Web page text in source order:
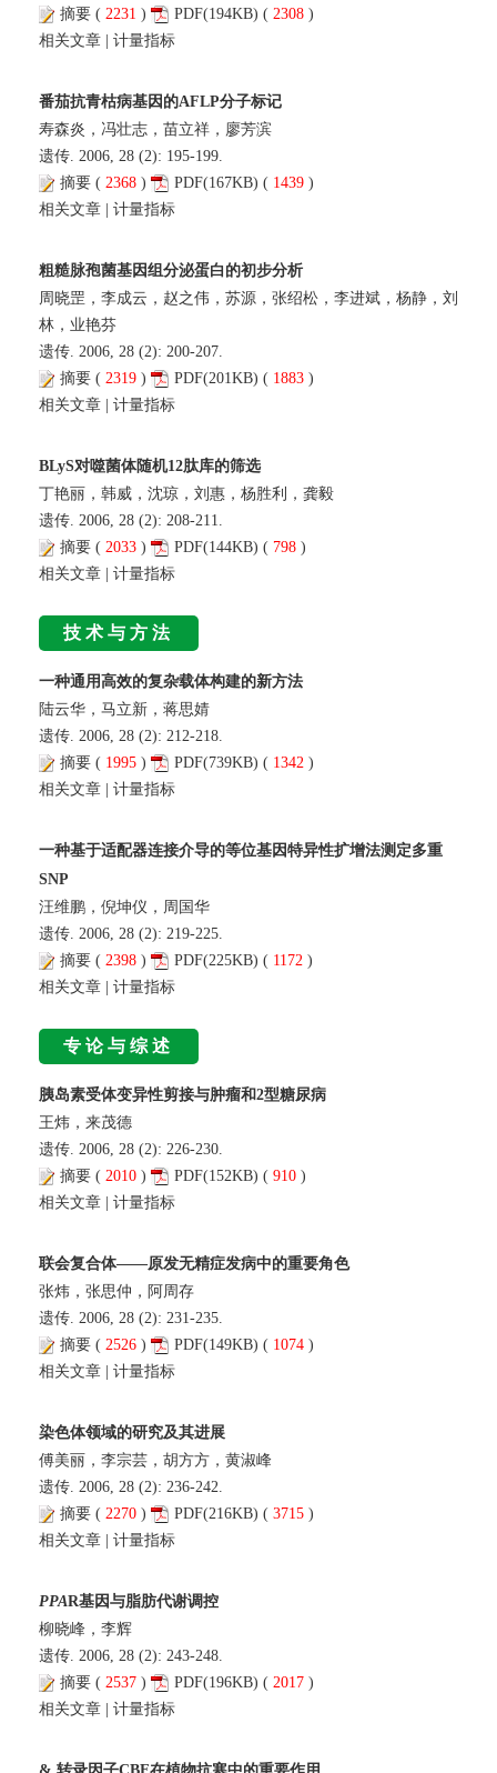
摘要 ( 2231 ) PDF(194KB) ( 2308 )
相关文章 | 计量指标
番茄抗青枯病基因的AFLP分子标记
寿森炎，冯壮志，苗立祥，廖芳滨
遗传. 2006, 28 (2): 195-199.
摘要 ( 2368 ) PDF(167KB) ( 1439 )
相关文章 | 计量指标
粗糙脉孢菌基因组分泌蛋白的初步分析
周晓罡，李成云，赵之伟，苏源，张绍松，李进斌，杨静，刘
林，业艳芬
遗传. 2006, 28 (2): 200-207.
摘要 ( 2319 ) PDF(201KB) ( 1883 )
相关文章 | 计量指标
BLyS对噬菌体随机12肽库的筛选
丁艳丽，韩威，沈琼，刘惠，杨胜利，龚毅
遗传. 2006, 28 (2): 208-211.
摘要 ( 2033 ) PDF(144KB) ( 798 )
相关文章 | 计量指标
技术与方法
一种通用高效的复杂载体构建的新方法
陆云华，马立新，蒋思婧
遗传. 2006, 28 (2): 212-218.
摘要 ( 1995 ) PDF(739KB) ( 1342 )
相关文章 | 计量指标
一种基于适配器连接介导的等位基因特异性扩增法测定多重
SNP
汪维鹏，倪坤仪，周国华
遗传. 2006, 28 (2): 219-225.
摘要 ( 2398 ) PDF(225KB) ( 1172 )
相关文章 | 计量指标
专论与综述
胰岛素受体变异性剪接与肿瘤和2型糖尿病
王炜，来茂德
遗传. 2006, 28 (2): 226-230.
摘要 ( 2010 ) PDF(152KB) ( 910 )
相关文章 | 计量指标
联会复合体——原发无精症发病中的重要角色
张炜，张思仲，阿周存
遗传. 2006, 28 (2): 231-235.
摘要 ( 2526 ) PDF(149KB) ( 1074 )
相关文章 | 计量指标
染色体领域的研究及其进展
傅美丽，李宗芸，胡方方，黄淑峰
遗传. 2006, 28 (2): 236-242.
摘要 ( 2270 ) PDF(216KB) ( 3715 )
相关文章 | 计量指标
PPAR基因与脂肪代谢调控
柳晓峰，李辉
遗传. 2006, 28 (2): 243-248.
摘要 ( 2537 ) PDF(196KB) ( 2017 )
相关文章 | 计量指标